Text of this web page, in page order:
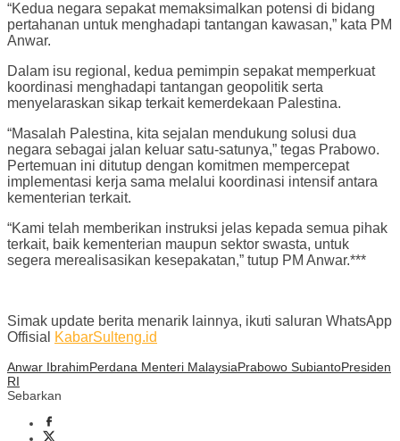
“Kedua negara sepakat memaksimalkan potensi di bidang
pertahanan untuk menghadapi tantangan kawasan,” kata PM
Anwar.
Dalam isu regional, kedua pemimpin sepakat memperkuat
koordinasi menghadapi tantangan geopolitik serta
menyelaraskan sikap terkait kemerdekaan Palestina.
“Masalah Palestina, kita sejalan mendukung solusi dua
negara sebagai jalan keluar satu-satunya,” tegas Prabowo.
Pertemuan ini ditutup dengan komitmen mempercepat
implementasi kerja sama melalui koordinasi intensif antara
kementerian terkait.
“Kami telah memberikan instruksi jelas kepada semua pihak
terkait, baik kementerian maupun sektor swasta, untuk
segera merealisasikan kesepakatan,” tutup PM Anwar.***
Simak update berita menarik lainnya, ikuti saluran WhatsApp
Offisial
KabarSulteng.id
Anwar IbrahimPerdana Menteri MalaysiaPrabowo SubiantoPresiden
RI
Sebarkan